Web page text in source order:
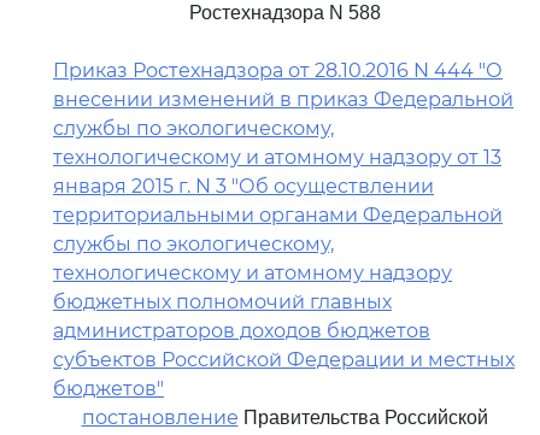
Ростехнадзора N 588
Приказ Ростехнадзора от 28.10.2016 N 444 "О
внесении изменений в приказ Федеральной
службы по экологическому,
технологическому и атомному надзору от 13
января 2015 г. N 3 "Об осуществлении
территориальными органами Федеральной
службы по экологическому,
технологическому и атомному надзору
бюджетных полномочий главных
администраторов доходов бюджетов
субъектов Российской Федерации и местных
бюджетов"
постановление Правительства Российской